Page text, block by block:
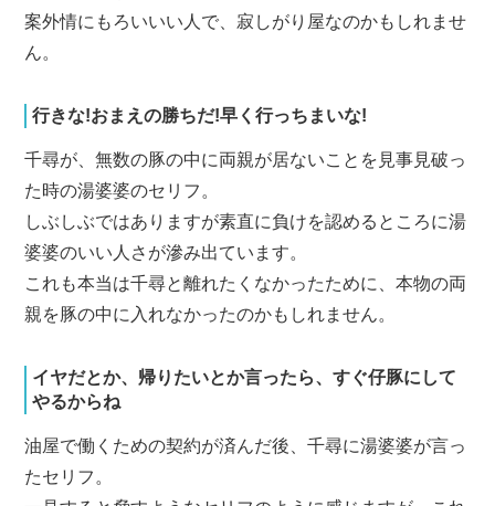
案外情にもろいいい人で、寂しがり屋なのかもしれませ
ん。
行きな!おまえの勝ちだ!早く行っちまいな!
千尋が、無数の豚の中に両親が居ないことを見事見破っ
た時の湯婆婆のセリフ。
しぶしぶではありますが素直に負けを認めるところに湯
婆婆のいい人さが滲み出ています。
これも本当は千尋と離れたくなかったために、本物の両
親を豚の中に入れなかったのかもしれません。
イヤだとか、帰りたいとか言ったら、すぐ仔豚にして
やるからね
油屋で働くための契約が済んだ後、千尋に湯婆婆が言っ
たセリフ。